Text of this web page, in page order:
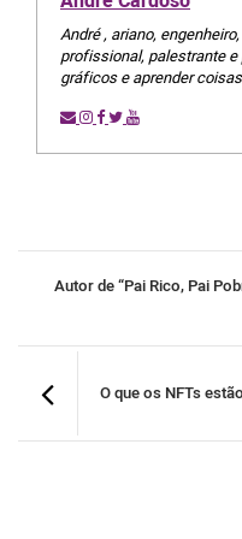
André , ariano,
profissional, palestrante
gráficos e aprender
Autor de “Pai Rico, Pai
O que os NFTs